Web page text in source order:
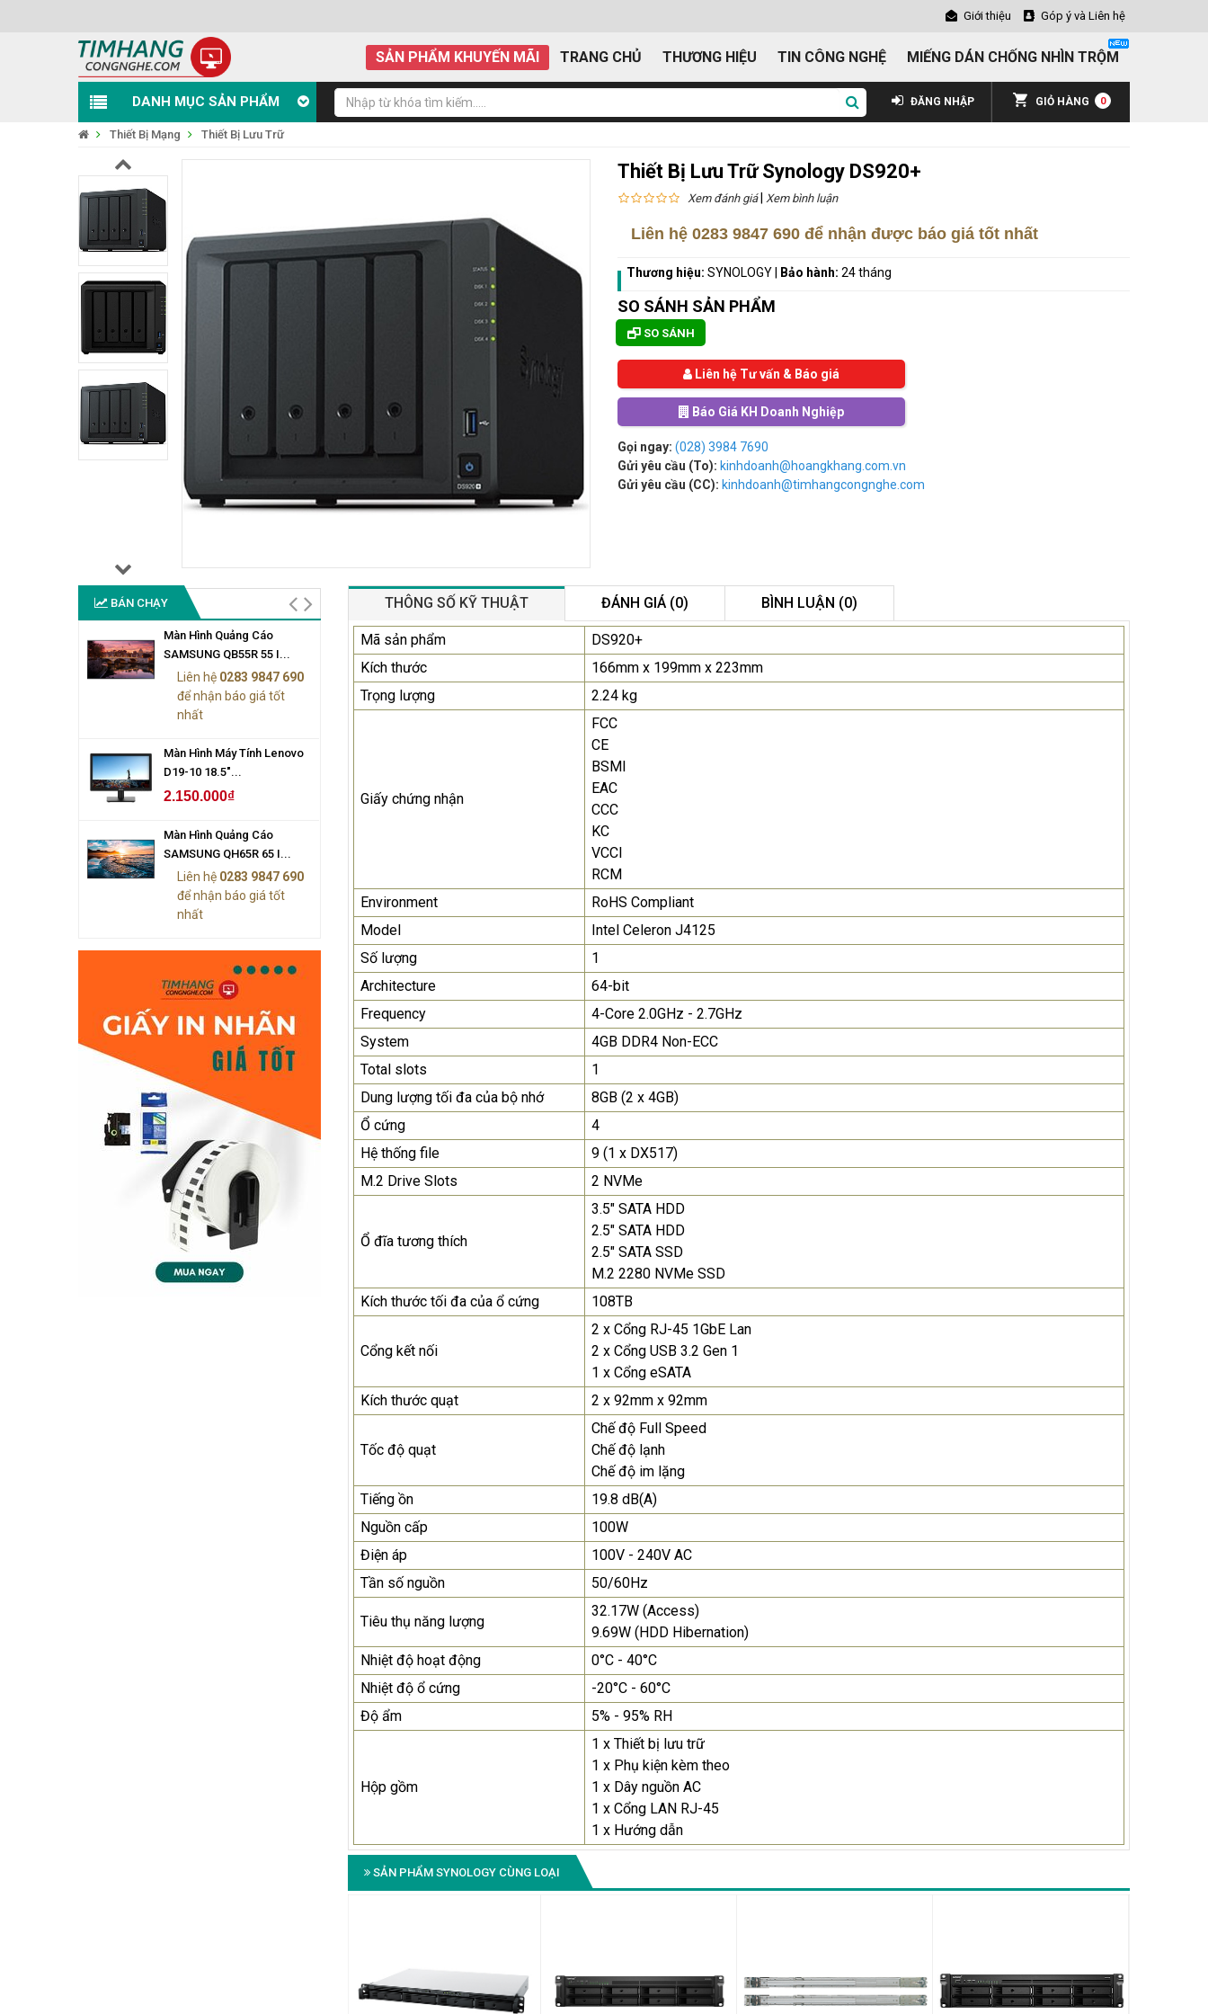
Giới thiệu Góp ý và Liên hệ
SẢN PHẨM KHUYẾN MÃI TRANG CHỦ THƯƠNG HIỆU TIN CÔNG NGHỆ MIẾNG DÁN CHỐNG NHÌN TRỘM
DANH MỤC SẢN PHẨM GIỎ HÀNG 0
ĐĂNG NHẬP
Thiết Bị Mạng Thiết Bị Lưu Trữ
Thiết Bị Lưu Trữ Synology DS920+
Xem đánh giá| Xem bình luận
Liên hệ 0283 9847 690 để nhận được báo giá tốt nhất
Thương hiệu: SYNOLOGY Bảo hành: 24 tháng
SO SÁNH SẢN PHẨM
SO SÁNH
Liên hệ Tư vấn & Báo giá
Báo Giá KH Doanh Nghiệp
Gọi ngay: (028) 3984 7690
Gửi yêu cầu (To): kinhdoanh@hoangkhang.com.vn
Gửi yêu cầu (CC): kinhdoanh@timhangcongnghe.com
BÁN CHẠY
Màn Hình Quảng Cáo
SAMSUNG QB55R 55 I...
Liên hệ 0283 9847 690
để nhận báo giá tốt
nhất
Màn Hình Máy Tính Lenovo
D19-10 18.5"...
2.150.000₫
Màn Hình Quảng Cáo
SAMSUNG QH65R 65 I...
Liên hệ 0283 9847 690
để nhận báo giá tốt
nhất
SAMSUNG QB55R 55 I...
Liên hệ0283 9847 690
nhất
để nhận báo giá tốt
nhất
THÔNG SỐ KỸ THUẬT ĐÁNH GIÁ (0) BÌNH LUẬN (0)
Mã sản phẩm
DS920+
Kích thước
166mm x 199mm x 223mm
Trọng lượng
2.24 kg
Giấy chứng nhận
FCC
CE
BSMI
EAC
CCC
KC
VCCI
RCM
Environment
RoHS Compliant
Model
Intel Celeron J4125
Số lượng
1
Architecture
64-bit
Frequency
4-Core 2.0GHz - 2.7GHz
System
4GB DDR4 Non-ECC
Total slots
1
Dung lượng tối đa của bộ nhớ
8GB (2 x 4GB)
Ổ cứng
4
Hệ thống file
9 (1 x DX517)
M.2 Drive Slots
2 NVMe
Ổ đĩa tương thích
3.5" SATA HDD
2.5" SATA HDD
2.5" SATA SSD
M.2 2280 NVMe SSD
Kích thước tối đa của ổ cứng
108TB
Cổng kết nối
2 x Cổng RJ-45 1GbE Lan
2 x Cổng USB 3.2 Gen 1
1 x Cổng eSATA
Kích thước quạt
2 x 92mm x 92mm
Tốc độ quạt
Chế độ Full Speed
Chế độ lạnh
Chế độ im lặng
Tiếng ồn
19.8 dB(A)
Nguồn cấp
100W
Điện áp
100V - 240V AC
Tần số nguồn
50/60Hz
Tiêu thụ năng lượng
32.17W (Access)
9.69W (HDD Hibernation)
Nhiệt độ hoạt động
0°C - 40°C
Nhiệt độ ổ cứng
-20°C - 60°C
Độ ẩm
5% - 95% RH
Hộp gồm
1 x Thiết bị lưu trữ
1 x Phụ kiện kèm theo
1 x Dây nguồn AC
1 x Cổng LAN RJ-45
1 x Hướng dẫn
SẢN PHẨM SYNOLOGY CÙNG LOẠI